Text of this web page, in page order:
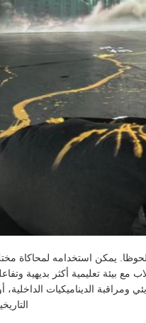
يمكن استخدامه لمحاكاة
مع بيئة تعليمية أكثر بديهية
ومراقبة الديناميكيات